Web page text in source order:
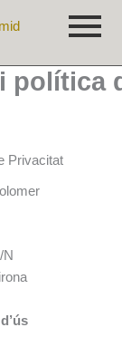
política
Privacitat
N